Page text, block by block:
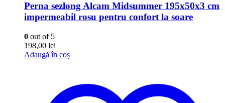
Perna sezlong Alcam Midsummer 195x50x3 cm
impermeabil rosu pentru confort la soare
0 out of 5
198,00 lei
Adaugă în coș